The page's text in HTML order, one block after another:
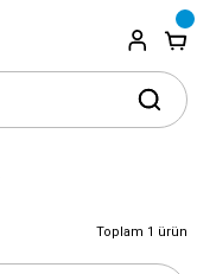
Toplam 1 ürün